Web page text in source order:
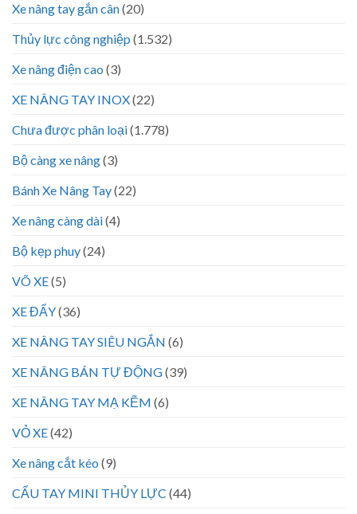
Xe nâng tay gắn cân(20)
Thủy lực công nghiệp (1.532)
Xe nâng điện cao (3)
XE NÂNG TAY INOX(22)
Chưa được phân loại(1.778)
Bộ càng xe nâng(3)
Bánh Xe Nâng Tay(22)
Xe nâng càng dài(4)
Bộ kẹp phuy(24)
VÕ XE(5)
XE ĐẨY(36)
XE NÂNG TAY SIÊU NGẮN (6)
XE NÂNG BÁN TỰ ĐỘNG(39)
XE NÂNG TAY MẠ KẼM (6)
VỎ XE(42)
Xe nâng cắt kéo (9)
CẨU TAY MINI THỦY LỰC (44)